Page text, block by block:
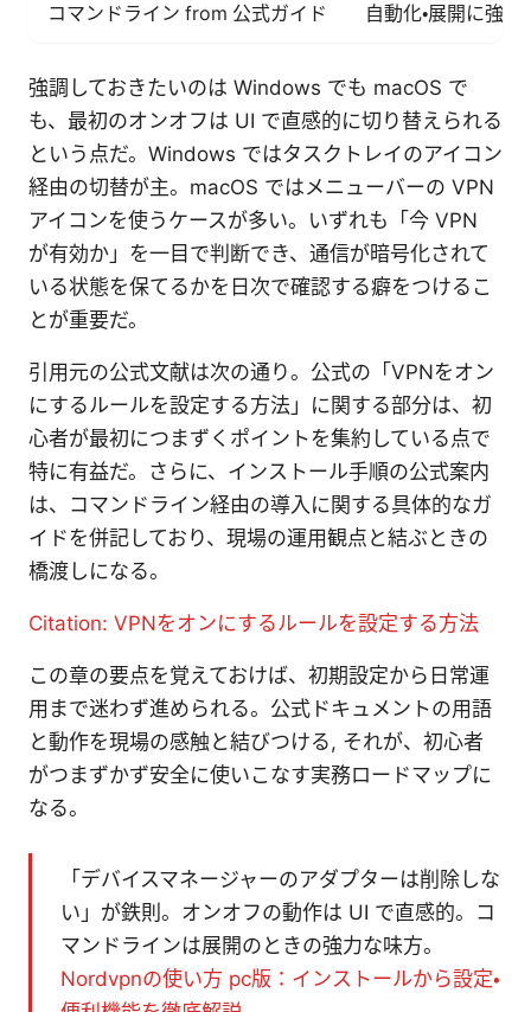
コマンドライン from 公式ガイド 自動化・展開に強い
強調しておきたいのは Windows でも macOS で
も、最初のオンオフは UI で直感的に切り替えられる
という点だ。Windows ではタスクトレイのアイコン
経由の切替が主。macOS ではメニューバーの VPN
アイコンを使うケースが多い。いずれも「今 VPN
が有効か」を一目で判断でき、通信が暗号化されて
いる状態を保てるかを日次で確認する癖をつけるこ
とが重要だ。
引用元の公式文献は次の通り。公式の「VPNをオン
にするルールを設定する方法」に関する部分は、初
心者が最初につまずくポイントを集約している点で
特に有益だ。さらに、インストール手順の公式案内
は、コマンドライン経由の導入に関する具体的なガ
イドを併記しており、現場の運用観点と結ぶときの
橋渡しになる。
Citation: VPNをオンにするルールを設定する方法
この章の要点を覚えておけば、初期設定から日常運
用まで迷わず進められる。公式ドキュメントの用語
と動作を現場の感触と結びつける, それが、初心者
がつまずかず安全に使いこなす実務ロードマップに
なる。
「デバイスマネージャーのアダプターは削除しな
い」が鉄則。オンオフの動作は UI で直感的。コ
マンドラインは展開のときの強力な味方。
Nordvpnの使い方 pc版：インストールから設定・